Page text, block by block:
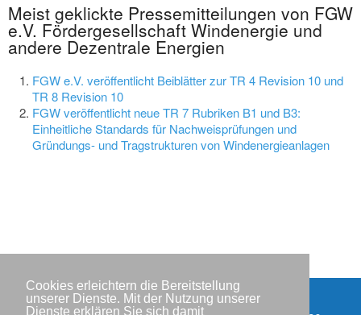
Cookies erleichtern die Bereitstellung
unserer Dienste. Mit der Nutzung unserer
Dienste erklären Sie sich damit
Meist geklickte Pressemitteilungen von FGW
e.V. Fördergesellschaft Windenergie und
andere Dezentrale Energien
FGW e.V. veröffentlicht Beiblätter zur TR 4 Revision 10 und
TR 8 Revision 10
FGW veröffentlicht neue TR 7 Rubriken B1 und B3:
Einheitliche Standards für Nachweisprüfungen und
Gründungs- und Tragstrukturen von Windenergieanlagen